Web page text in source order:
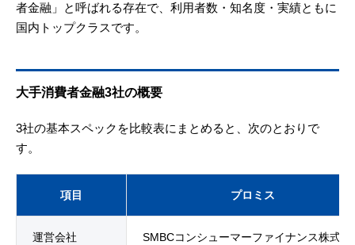
者金融」と呼ばれる存在で、利用者数・知名度・実績ともに
国内トップクラスです。
大手消費者金融3社の概要
3社の基本スペックを比較表にまとめると、次のとおりで
す。
項目 プロミス
運営会社 SMBCコンシューマーファイナンス株式会